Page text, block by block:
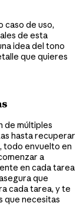
caso de uso,
de esta
idea del tono
que quieres
de múltiples
hasta recuperar
todo envuelto en
a
en cada tarea
que
cada tarea, y te
que necesitas